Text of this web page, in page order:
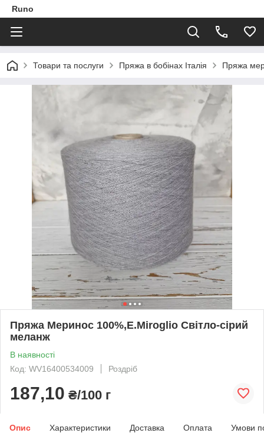
Runo
Товари та послуги Пряжа в бобінах Італія Пряжа
Пряжа Меринос 100%,E.Miroglio Світло-сірий
меланж
В наявності
Код: WV16400534009
Роздріб
187,10 ₴/100 г
Опис Характеристики Доставка Оплата Умови